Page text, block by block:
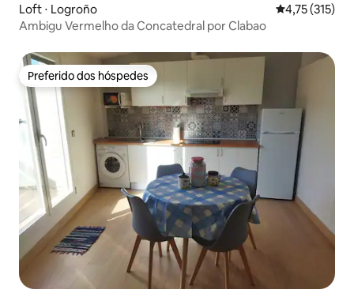
Loft ⋅ Logroño 4,75 de uma
4,75 (315)
Ambigu Vermelho da Concatedral por Clabao
Preferido dos hóspedes
Preferido dos hóspedes